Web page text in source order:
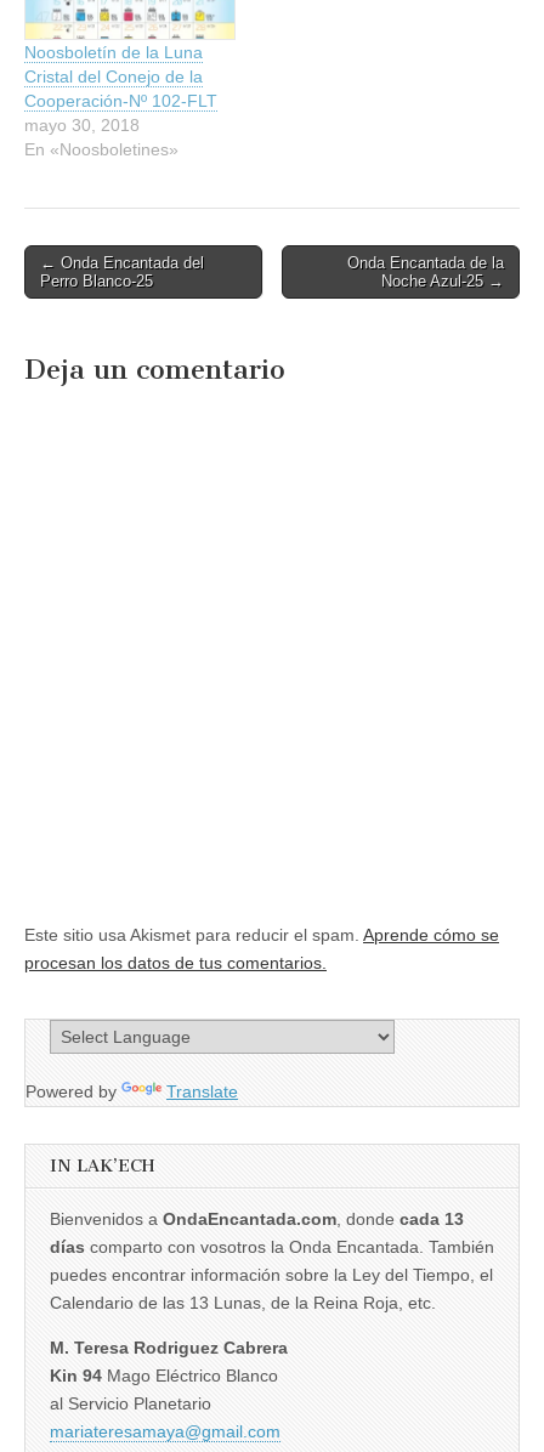
Noosboletín de la Luna
Cristal del Conejo de la
Cooperación-Nº 102-FLT
mayo 30, 2018
En «Noosboletines»
Post
navigation
← Onda Encantada del
Perro Blanco-25
Onda Encantada de la
Noche Azul-25 →
Deja un comentario
Este sitio usa Akismet para reducir el spam. Aprende cómo se
procesan los datos de tus comentarios.
Powered by Translate
IN LAK’ECH
Bienvenidos a OndaEncantada.com, donde cada 13
días comparto con vosotros la Onda Encantada. También
puedes encontrar información sobre la Ley del Tiempo, el
Calendario de las 13 Lunas, de la Reina Roja, etc.
M. Teresa Rodriguez Cabrera
Kin 94 Mago Eléctrico Blanco
al Servicio Planetario
mariateresamaya@gmail.com